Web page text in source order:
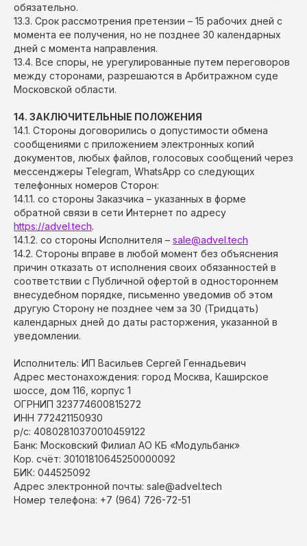
обязательно.
13.3. Срок рассмотрения претензии – 15 рабочих дней с
момента ее получения, но не позднее 30 календарных
дней с момента направления.
13.4. Все споры, не урегулированные путем переговоров
между сторонами, разрешаются в Арбитражном суде
Московской области.
14. ЗАКЛЮЧИТЕЛЬНЫЕ ПОЛОЖЕНИЯ
14.1. Стороны договорились о допустимости обмена
сообщениями с приложением электронных копий
документов, любых файлов, голосовых сообщений через
мессенджеры Telegram, WhatsApp со следующих
телефонных номеров Сторон:
14.1.1. cо стороны Заказчика – указанных в форме
обратной связи в сети Интернет по адресу
https://advel.tech.
14.1.2. cо стороны Исполнителя – sale@advel.tech
14.2. Стороны вправе в любой момент без объяснения
причин отказать от исполнения своих обязанностей в
соответствии с Публичной офертой в одностороннем
внесудебном порядке, письменно уведомив об этом
другую Сторону не позднее чем за 30 (Тридцать)
календарных дней до даты расторжения, указанной в
уведомлении.
Исполнитель: ИП Васильев Сергей Геннадьевич
Адрес местонахождения: город Москва, Каширское
шоссе, дом 116, корпус 1
ОГРНИП 323774600815272
ИНН 772421150930
р/с: 40802810370010459122
Банк: Московский Филиал АО КБ «Модульбанк»
Кор. счёт: 30101810645250000092
БИК: 044525092
Адрес электронной почты: sale@advel.tech
Номер телефона: +7 (964) 726-72-51